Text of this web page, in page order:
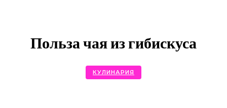
Польза чая из гибискуса
КУЛИНАРИЯ